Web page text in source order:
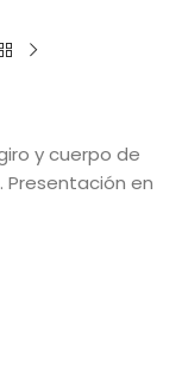
y cuerpo de
Presentación en